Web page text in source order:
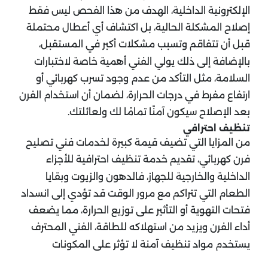
الإلكترونية الداخلية، الهدف من هذا الفحص ليس فقط
إصلاح المشكلة الحالية، بل اكتشاف أي أعطال محتملة
قبل أن تتفاقم وتسبب مشكلات أكبر في المستقبل،
بالإضافة إلى ذلك يولي الفني أهمية خاصة لاختبارات
السلامة، مثل التأكد من عدم وجود تسرب كهربائي أو
ارتفاع مفرط في درجات الحرارة، لضمان أن استخدام الفرن
بعد الإصلاح سيكون آمنًا تمامًا لك ولعائلتك.
تنظيف احترافي
من المزايا التي تضيف قيمة كبيرة لخدمات فني تصليح
فرن كهربائي، تقديم خدمة تنظيف احترافية للأجزاء
الداخلية والخارجية للجهاز، فالدهون والزيوت وبقايا
الطعام التي تتراكم مع مرور الوقت قد تؤدي إلى انسداد
فتحات التهوية أو التأثير على توزيع الحرارة، مما يضعف
أداء الفرن ويزيد من استهلاكه للطاقة، الفني المحترف
يستخدم مواد تنظيف آمنة لا تؤثر على المكونات